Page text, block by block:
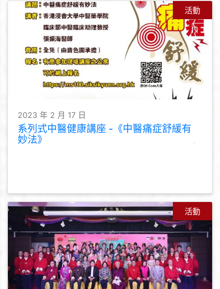
活動
2023 年 2 月 17 日
系列式中醫健康講座 -《中醫痛症舒緩有
妙法》
活動